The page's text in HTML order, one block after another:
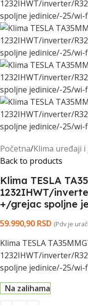
Početna Klima uređaji
Back to products
Klima TESLA
1232IHWT/
+/grejac spoljne
59.990,90 RSD (Pdv je
Klima TESLA
1232IHWT/inverter/
spoljne jedinice/-25/wi-
Na zalihama